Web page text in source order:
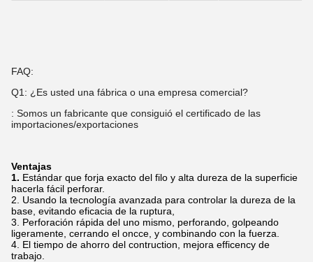
FAQ:
Q1: ¿Es usted una fábrica o una empresa comercial?
: Somos un fabricante que consiguió el certificado de las
importaciones/exportaciones
Ventajas
1. Estándar que forja exacto del filo y alta dureza de la superficie
hacerla fácil perforar.
2. Usando la tecnología avanzada para controlar la dureza de la
base, evitando eficacia de la ruptura,
3. Perforación rápida del uno mismo, perforando, golpeando
ligeramente, cerrando el oncce, y combinando con la fuerza.
4. El tiempo de ahorro del contruction, mejora efficency de
trabajo.